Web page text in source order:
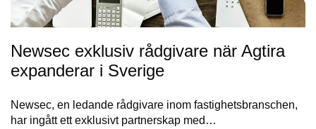
Newsec exklusiv rådgivare när Agtira
expanderar i Sverige
Newsec, en ledande rådgivare inom fastighetsbranschen,
har ingått ett exklusivt partnerskap med…